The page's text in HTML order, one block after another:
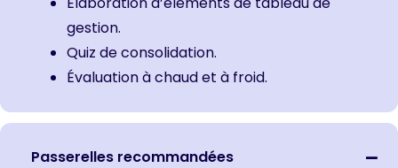
gestion.
Quiz de consolidation.
Évaluation à chaud et à froid.
Passerelles recommandées